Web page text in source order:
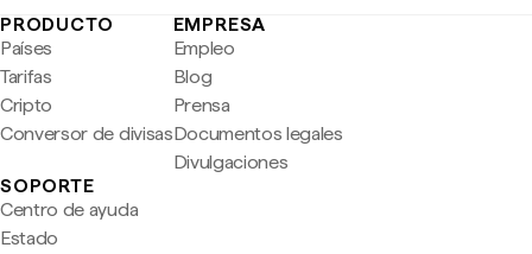
PRODUCTO
Países
Tarifas
Cripto
Conversor de divisas
EMPRESA
Empleo
Blog
Prensa
Documentos legales
Divulgaciones
SOPORTE
Centro de ayuda
Estado